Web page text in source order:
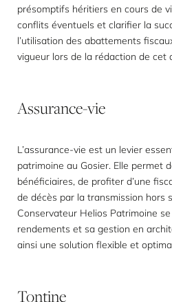
présomptifs héritiers en cours de
conflits éventuels et clarifier la
l’utilisation des abattements
vigueur lors de la rédaction de cet
Assurance-vie
L’assurance-vie est un levier
patrimoine au Gosier. Elle permet
bénéficiaires, de profiter d’une
de décès par la transmission hors
Conservateur Helios Patrimoine
rendements et sa gestion en
ainsi une solution flexible et
Tontine